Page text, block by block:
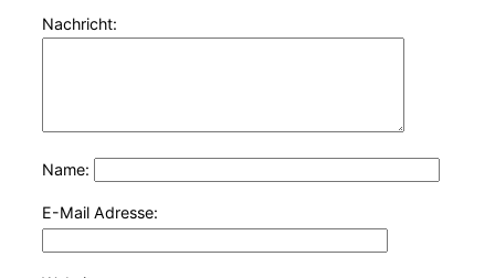
Nachricht:
Name:
E-Mail Adresse: